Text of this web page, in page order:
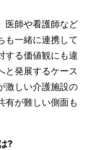
医師や看護師など
も一緒に連携して
する価値観にも違
と発展するケース
激しい介護施設の
有が難しい側面も
?